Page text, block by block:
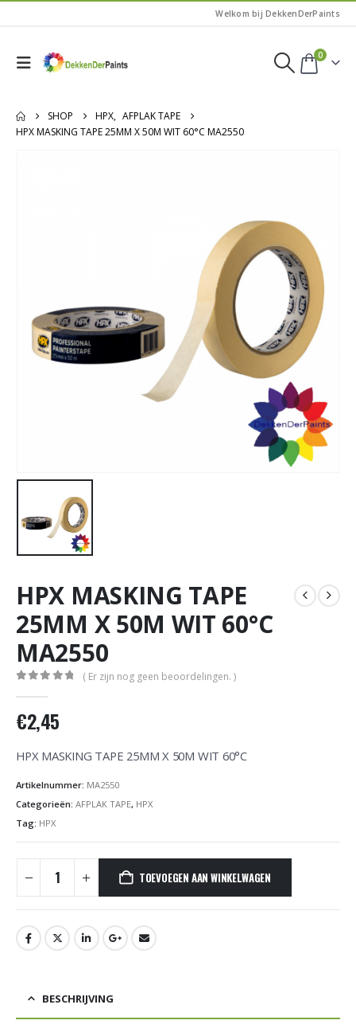
Welkom bij DekkenDerPaints
0
SHOP HPX, AFPLAK TAPE
HPX MASKING TAPE 25MM X 50M WIT 60°C MA2550
HPX MASKING TAPE
25MM X 50M WIT 60°C
MA2550
( Er zijn nog geen beoordelingen. )
€2,45
HPX MASKING TAPE 25MM X 50M WIT 60°C
Artikelnummer: MA2550
Categorieën: AFPLAK TAPE, HPX
Tag: HPX
TOEVOEGEN AAN WINKELWAGEN
BESCHRIJVING